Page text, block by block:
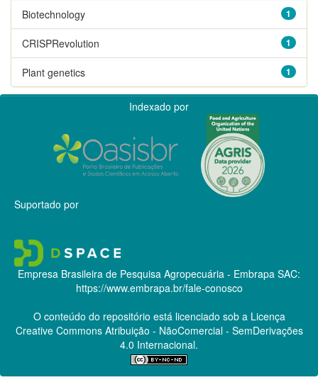
1
Biotechnology
1
CRISPRevolution
1
Plant genetics
Indexado por
Suportado por
Empresa Brasileira de Pesquisa Agropecuária - Embrapa SAC:
https://www.embrapa.br/fale-conosco
O conteúdo do repositório está licenciado sob a Licença
Creative CommonsAtribuição - NãoComercial - SemDerivações
4.0 Internacional.